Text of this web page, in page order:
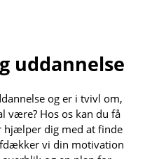
uddannelse
og er i tvivl om,
være? Hos os kan du få
hjælper dig med at finde
vi din motivation